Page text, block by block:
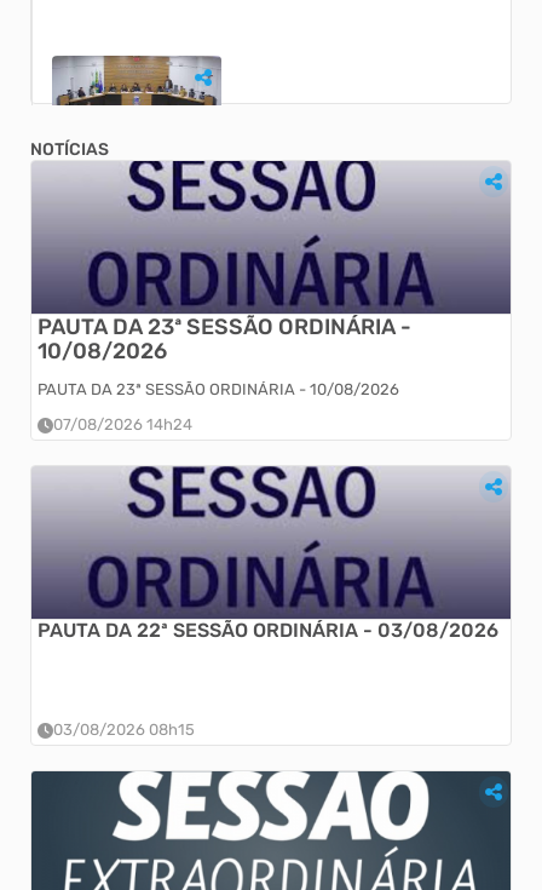
20ª SESSÃO ORDINÁRIA - 06/07/2026
20ª SESSÃO ORDINÁRIA - 06/07/2026...
13ª SESSÃO EXTRAORDINÁRIA - 06/07/2026...
NOTÍCIAS
PAUTA DA 23ª SESSÃO ORDINÁRIA -
10/08/2026
PAUTA DA 23ª SESSÃO ORDINÁRIA - 10/08/2026
07/08/2026 14h24
PAUTA DA 22ª SESSÃO ORDINÁRIA - 03/08/2026
03/08/2026 08h15